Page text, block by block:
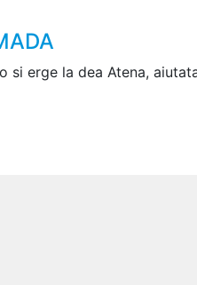
si erge la dea Atena,